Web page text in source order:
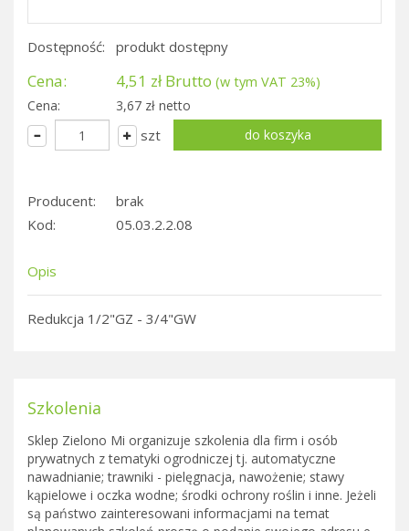
Dostępność: produkt dostępny
Cena: 4,51 zł Brutto (w tym VAT 23%)
Cena:
3,67 zł netto
szt
Producent:
brak
Kod:
05.03.2.2.08
Opis
Redukcja 1/2"GZ - 3/4"GW
Szkolenia
Sklep Zielono Mi organizuje szkolenia dla firm i osób
prywatnych z tematyki ogrodniczej tj. automatyczne
nawadnianie; trawniki - pielęgnacja, nawożenie; stawy
kąpielowe i oczka wodne; środki ochrony roślin i inne. Jeżeli
są państwo zainteresowani informacjami na temat